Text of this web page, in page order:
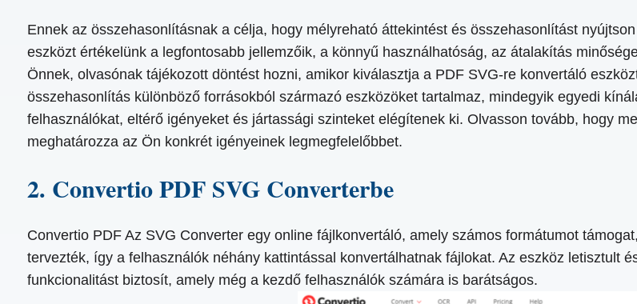
Ennek az összehasonlításnak a célja, hogy mélyreható áttekintést és összehasonlítást
eszközt értékelünk a legfontosabb jellemzőik, a könnyű használhatóság, az átalakítás
Önnek, olvasónak tájékozott döntést hozni, amikor kiválasztja a PDF SVG-re konvertáló
összehasonlítás különböző forrásokból származó eszközöket tartalmaz, mindegyik egyedi
felhasználókat, eltérő igényeket és jártassági szinteket elégítenek ki. Olvasson tovább, hogy
meghatározza az Ön konkrét igényeinek legmegfelelőbbet.
2. Convertio PDF SVG Converterbe
Convertio PDF Az SVG Converter egy online fájlkonvertáló, amely számos formátumot
tervezték, így a felhasználók néhány kattintással konvertálhatnak fájlokat. Az eszköz letisztult
funkcionalitást biztosít, amely még a kezdő felhasználók számára is barátságos.